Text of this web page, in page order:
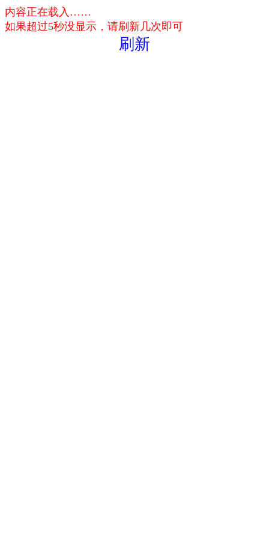
内容正在载入……
如果超过5秒没显示，请刷新几次即可
刷新